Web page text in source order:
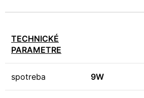
TECHNICKÉ
PARAMETRE
spotreba 9W